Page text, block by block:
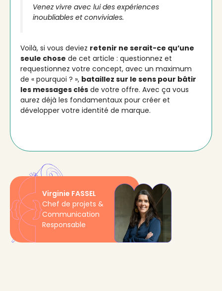
Venez vivre avec lui des expériences
inoubliables et conviviales.
Voilà, si vous deviez retenir ne serait-ce qu’une
seule chose de cet article : questionnez et
requestionnez votre concept, avec un maximum
de « pourquoi ? », bataillez sur le sens pour bâtir
les messages clés de votre offre. Avec ça vous
aurez déjà les fondamentaux pour créer et
développer votre identité de marque.
Virginie FASSEL
Chef de projets &
Communication
Responsable